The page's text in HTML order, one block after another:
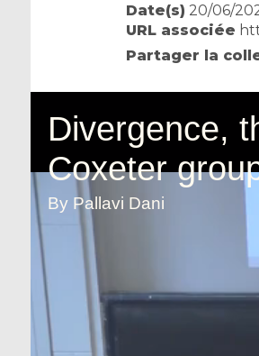
19
for Environmental Transition
Centre d'Eté Mathématique
Recherche Avancée en
Scientifique
Date(s) 20/06/
URL associée
Partager la